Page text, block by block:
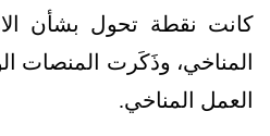
كانت نقطة تحول بشأن
المناخي، وذَكَرت المنصات
العمل المناخي.